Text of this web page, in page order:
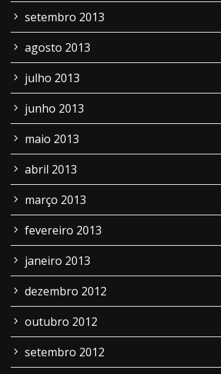
setembro 2013
agosto 2013
julho 2013
junho 2013
maio 2013
abril 2013
março 2013
fevereiro 2013
janeiro 2013
dezembro 2012
outubro 2012
setembro 2012